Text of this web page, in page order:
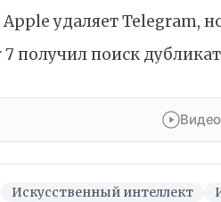
удаляет Telegram,
7 получил поиск
Искусственный интеллект